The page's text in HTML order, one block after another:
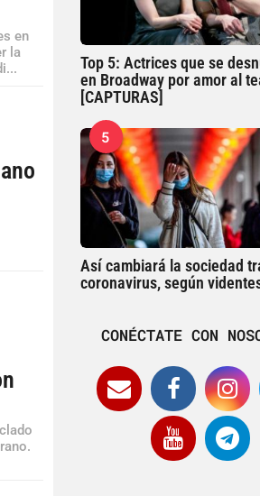
en
la
Top 5: Actrices que se
en Broadway por amor al
[CAPTURAS]
5
Así cambiará la sociedad
coronavirus, según
CONÉCTATE CON